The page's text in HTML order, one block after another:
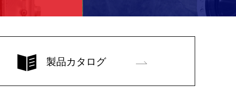
製品カタログ